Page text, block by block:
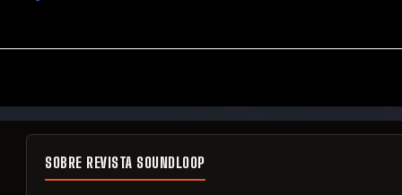
SOBRE REVISTA SOUNDLOOP